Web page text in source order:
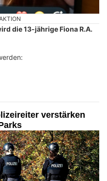
die 13-jährige Fiona R.A.
verstärken